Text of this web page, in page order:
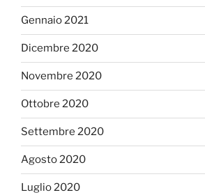
Gennaio 2021
Dicembre 2020
Novembre 2020
Ottobre 2020
Settembre 2020
Agosto 2020
Luglio 2020